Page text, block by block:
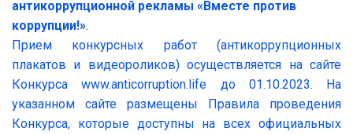
антикоррупционной рекламы «Вместе против
коррупции!».
Прием конкурсных работ (антикоррупционных
плакатов и видеороликов) осуществляется на сайте
Конкурса www.anticorruption.life до 01.10.2023. На
указанном сайте размещены Правила проведения
Конкурса, которые доступны на всех официальных